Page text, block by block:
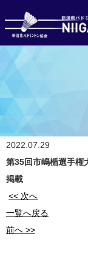
2022.07.29
第35回市嶋楯選手権
掲載
<< 次へ
一覧へ戻る
前へ >>